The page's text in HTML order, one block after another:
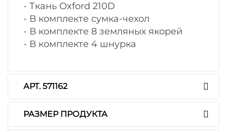
- Ткань Oxford 210D
- В комплекте сумка-чехол
- В комплекте 8 земляных якорей
- В комплекте 4 шнурка
АРТ. 571162
РАЗМЕР ПРОДУКТА